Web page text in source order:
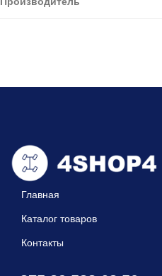
Главная
Каталог товаров
Контакты